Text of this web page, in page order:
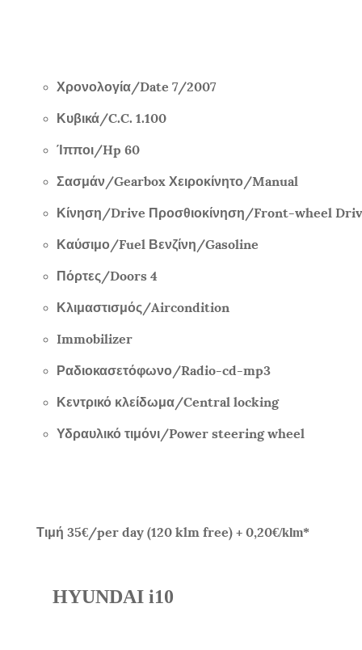
Χρονολογία/Date 7/2007
Κυβικά/C.C. 1.100
Ίπποι/Hp 60
Σασμάν/GearboxΧειροκίνητο/Manual
Κίνηση/Drive Προσθιοκίνηση/Front-wheel
Καύσιμο/Fuel Βενζίνη/Gasoline
Πόρτες/Doors 4
Κλιμαστισμός/Aircondition
Immobilizer
Ραδιοκασετόφωνο/Radio-cd-mp3
Κεντρικό κλείδωμα/Central locking
Υδραυλικό τιμόνι/Power steering wheel
Τιμή 35€/per day (120 klm free) + 0,20€/klm*
HYUNDAI i10